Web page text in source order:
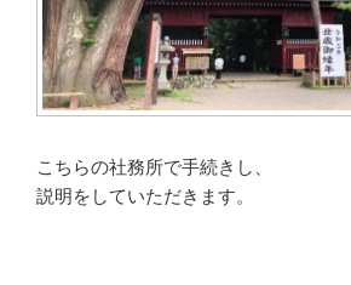
こちらの社務所で手続きし、
説明をしていただきます。